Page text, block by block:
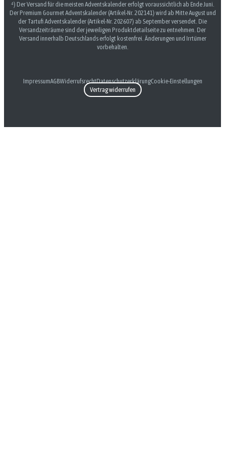
⁴) Der Versand für die meisten Adventskalender erfolgt voraussichtlich ab Ende Juni.
Der Premium Gourmet Adventskalender (Artikel-Nr. 202141) wird ab Mitte August und
der Tartufi Adventskalender (Artikel-Nr. 202607) ab September versendet. Die
Versandzeiträume sind der jeweiligen Produktdetailseite zu entnehmen. Der
Versand innerhalb Deutschlands erfolgt kostenfrei. Änderungen und Irrtümer
vorbehalten.
ImpressumAGBWiderrufsrechtDatenschutzerklärungCookie-Einstellungen
Vertrag widerrufen